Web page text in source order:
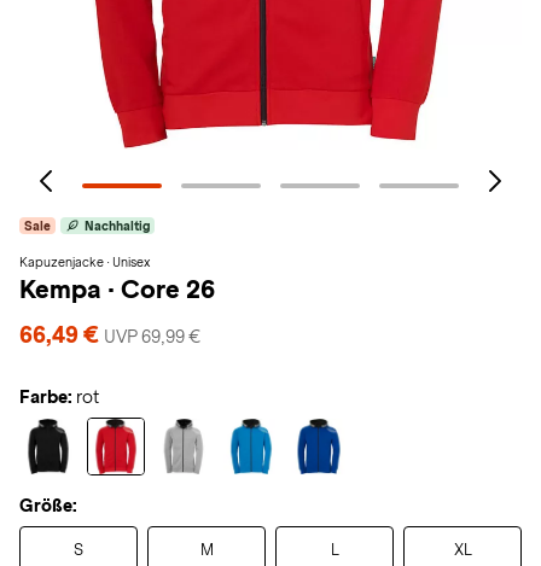
Sale Nachhaltig
Kapuzenjacke · Unisex
Kempa · Core 26
66,49 € UVP 69,99 €
Farbe: rot
Größe:
S M L XL